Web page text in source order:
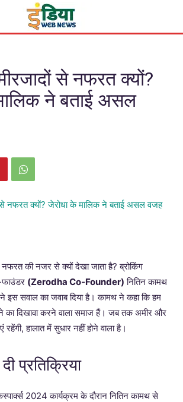
से नफरत क्यों?
ने बताई असल
नफरत की नजर से क्यों देखा जाता है? ब्रोकिंग
फाउंडर (Zerodha Co-Founder) नितिन कामथ
ने इस सवाल का जवाब दिया है। कामथ ने कहा कि हम
का दिखावा करने वाला समाज हैं। जब तक अमीर और
हालात में सुधार नहीं होने वाला है।
प्रतिक्रिया
2024 कार्यक्रम के दौरान नितिन कामथ से